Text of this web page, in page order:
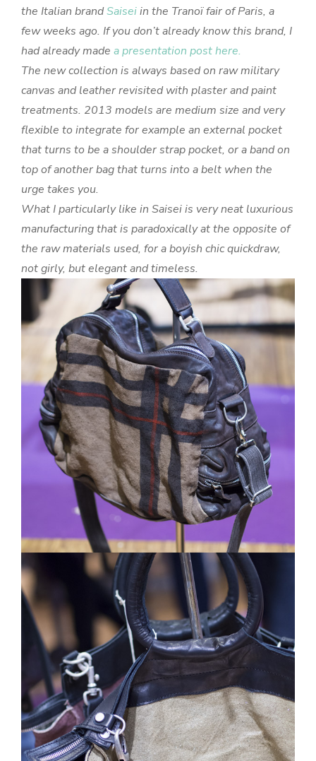
the Italian brandSaiseiin the Tranoï fair of Paris, a
few weeks ago. If you don’t already know this brand, I
had already made a presentation post here.
The new collection is always based on raw military
canvas and leather revisited with plaster and paint
treatments. 2013 models are medium size and very
flexible to integrate for example an external pocket
that turns to be a shoulder strap pocket, or a band on
top of another bag that turns into a belt when the
urge takes you.
What I particularly like in Saisei is very neat luxurious
manufacturing that is paradoxically at the opposite of
the raw materials used, for a boyish chic quickdraw,
not girly, but elegant and timeless.